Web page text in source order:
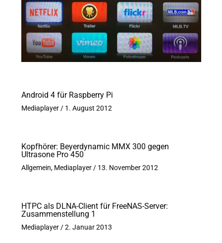
Android 4 für Raspberry Pi
Mediaplayer/ 1. August 2012
Kopfhörer: Beyerdynamic MMX 300 gegen
Ultrasone Pro 450
Allgemein, Mediaplayer/ 13. November 2012
HTPC als DLNA-Client für FreeNAS-Server:
Zusammenstellung 1
Mediaplayer/2. Januar 2013